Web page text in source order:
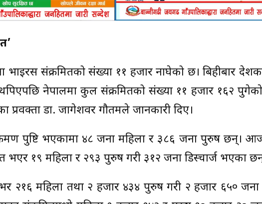
भाइरस संक्रमितको संख्या ११ हजार नाघेको छ। बिहीबार
नेपालमा कुल संक्रमितको संख्या ११ हजार १६२ पुगेकाे
प्रवक्ता डा. जागेशवर गौतमले जानकारी दिए।
पुष्टि भएकामा ४८ जना महिला र ३८६ जना पुरुष छन्। आज
भएर १९ महिला र २९३ पुरुष गरी ३१२ जना डिस्चार्ज भएका
२१६ महिला तथा २ हजार ४३४ पुरुष गरी २ हजार ६५० जना